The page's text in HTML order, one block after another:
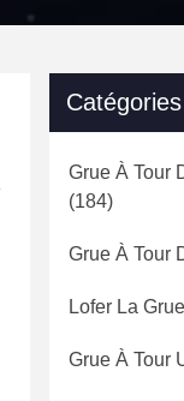
Catégories
Grue À Tour
(184)
Grue À Tour
Lofer La
Grue À Tour